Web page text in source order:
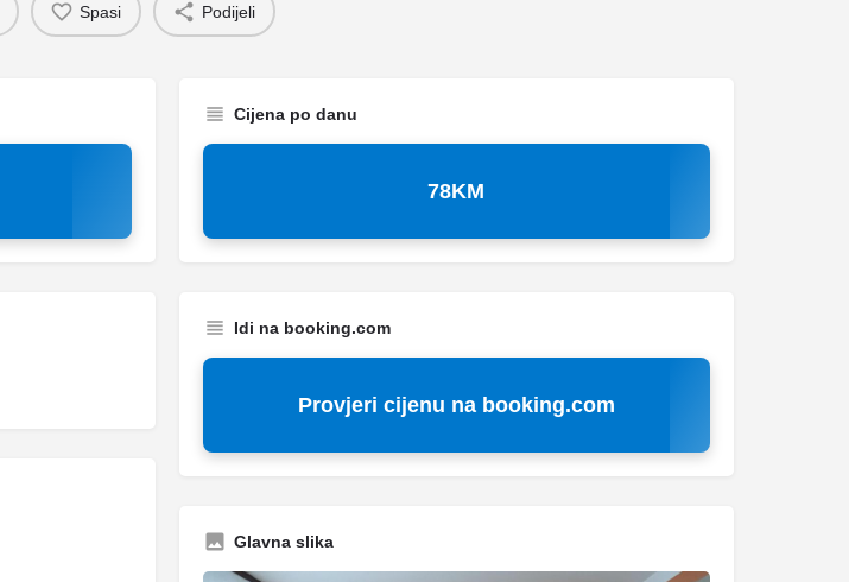
Spasi Podijeli
Cijena po danu
78KM
Idi na booking.com
Provjeri cijenu na booking.com
Glavna slika